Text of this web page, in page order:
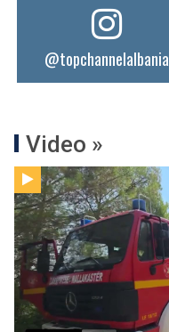
@topchannelalbania
Video »